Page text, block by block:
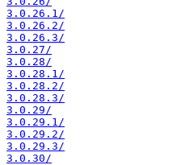
3.0.26.1/
3.0.26.2/
3.0.26.3/
3.0.27/
3.0.28/
3.0.28.1/
3.0.28.2/
3.0.28.3/
3.0.29/
3.0.29.1/
3.0.29.2/
3.0.29.3/
3.0.30/